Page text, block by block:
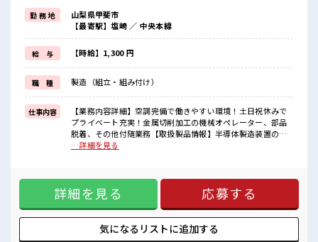
≪残業で稼げる≫
高収入を希望される方にオススメ。
残業は月20時間以上あります♪
≪週休2日制≫
週末は家族や友人と一緒にプライベート満喫！
≪ヘアカラーOKで自由な雰囲気の職場≫
明るすぎたり奇抜でなければ基本的に自由！
(規定有)≪ラクラク制服アリ≫
制服があるので、
毎日の服装の悩み解消♪
≪自分に合った期間で働ける≫
福利厚生が整った派遣のお仕事です！
派手過ぎなければOKだから、
モチベーションもUP！
休憩室で楽しくおしゃべり！
ストレス解消☆
安心してお仕事に集中♪
勤 務 地
山梨県甲斐市
【最寄駅】塩崎 ／ 中央本線
給 与 【時給】1,300 円
職 種 製造（組立・組み付け）
仕事内容
【業務内容詳細】空調完備で働きやすい環境！土日祝休みで
プライベート充実！金属切削加工の機械オペレーター、部品
脱着、その他付随業務【取扱製品情報】半導体製造装置の製
造 ■お仕事PR ≪経験者優遇≫ これまでの経験を活かしません
スメ。 残業は月20時間以上あります♪ ≪週休2日制≫ 週末は
家族や友人と一緒にプライベート満喫！ ≪ヘアカラーOKで自
由な雰囲気の職場≫ 明るすぎたり奇抜でなければ基本的に自
由！ (規定有)≪ラクラク制服アリ≫ 制服があるので、 毎日の
服装の悩み解消♪ ≪自分に合った期間で働ける≫ 福利厚生が
整った派遣のお仕事です！ ■職場の雰囲気 髪型・髪色自由♪
…詳細を見る
詳細を見る 応募する
気になるリストに追加する